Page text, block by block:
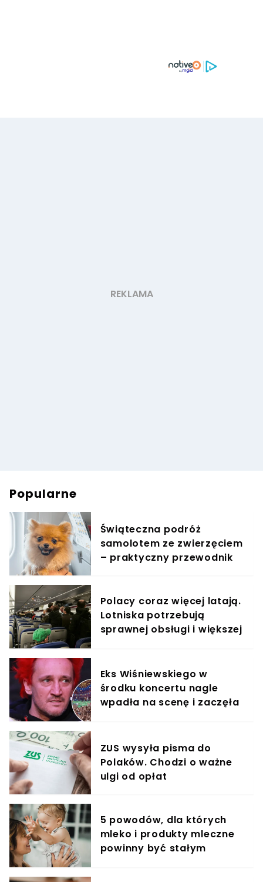
Popularne
Świąteczna podróż
samolotem ze zwierzęciem
– praktyczny przewodnik
Polacy coraz więcej latają.
Lotniska potrzebują
sprawnej obsługi i większej
Eks Wiśniewskiego w
środku koncertu nagle
wpadła na scenę i zaczęła
ZUS wysyła pisma do
Polaków. Chodzi o ważne
ulgi od opłat
5 powodów, dla których
mleko i produkty mleczne
powinny być stałym